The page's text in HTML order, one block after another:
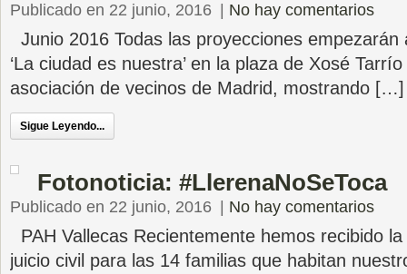
Publicado en 22 junio, 2016 No hay comentarios
Junio 2016 Todas las proyecciones
‘La ciudad es nuestra’ en la plaza de Xosé
asociación de vecinos de Madrid, mostrando […]
Sigue Leyendo...
Fotonoticia: #LlerenaNoSeToca
Publicado en 22 junio, 2016 No hay comentarios
PAH Vallecas Recientemente hemos recibido
juicio civil para las 14 familias que habitan